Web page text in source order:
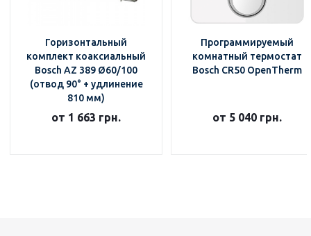
Горизонтальный
комплект коаксиальный
Bosch AZ 389 Ø60/100
(отвод 90° + удлинение
810 мм)
от 1 663 грн.
Программируемый
комнатный термостат
Bosch CR50 OpenTherm
от 5 040 грн.